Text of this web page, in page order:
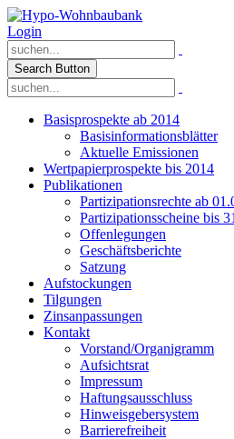
Login
Search Button
Basisprospekte ab 2014
Basisinformationsblätter
Aktuelle Emissionen
Wertpapierprospekte bis 2014
Publikationen
Partizipationsrechte ab
Partizipationsscheine bis
Offenlegungen
Geschäftsberichte
Satzung
Aufstockungen
Tilgungen
Zinsanpassungen
Kontakt
Vorstand/Organigramm
Aufsichtsrat
Impressum
Haftungsausschluss
Hinweisgebersystem
Barrierefreiheit